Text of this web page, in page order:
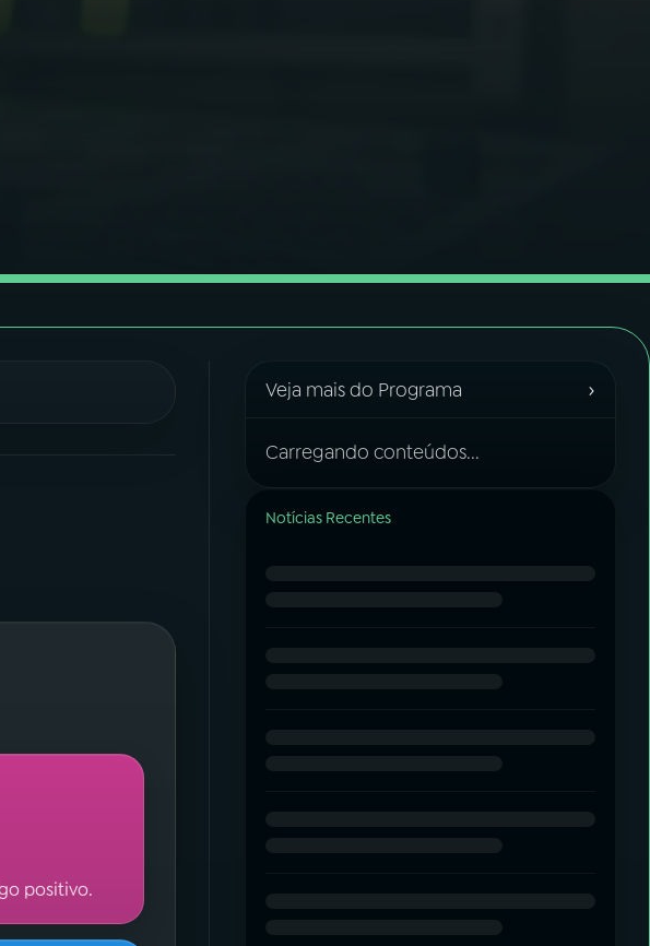
positivo.
Veja mais do Programa ›
Carregando conteúdos...
Notícias Recentes